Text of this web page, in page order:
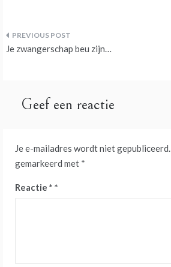
Bericht
Je zwangerschap beu zijn…
Geef een reactie
Je e-mailadres wordt niet gepubliceerd.
gemarkeerd met *
Reactie *